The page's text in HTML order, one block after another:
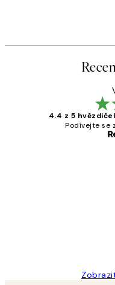
4.4 z 5
Podívejte se